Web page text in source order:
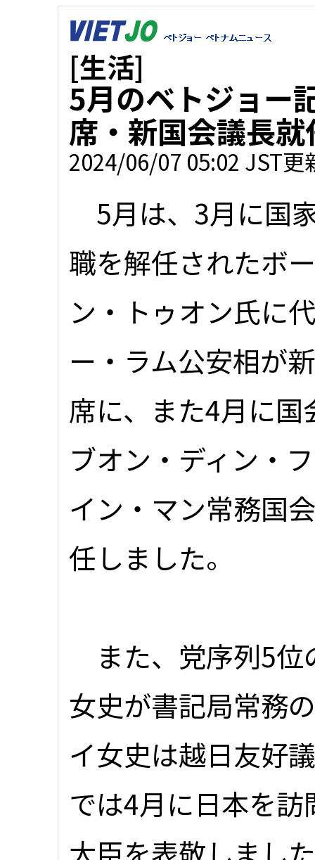
[生活]
5月のベトジョー
席・新国会議長
2024/06/07 05:02 JST更
5月は、3月に国
職を解任されたボ
ン・トゥオン氏に
ー・ラム公安相が
席に、また4月に
ブオン・ディン・
イン・マン常務国
任しました。
また、党序列5位
女史が書記局常務
イ女史は越日友好
では4月に日本を